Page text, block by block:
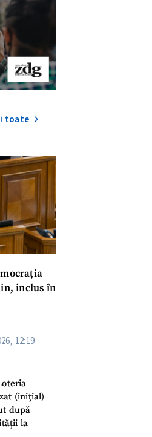
toate
inclus în
12:19
(inițial)
după
la